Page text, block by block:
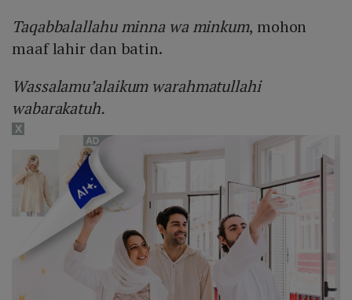
Taqabbalallahu minna wa minkum, mohon
maaf lahir dan batin.
Wassalamu’alaikum warahmatullahi
wabarakatuh.
X